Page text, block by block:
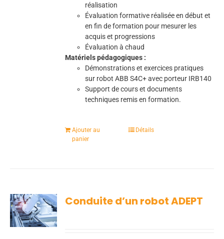
réalisation
Évaluation formative réalisée en début et
en fin de formation pour mesurer les
acquis et progressions
Évaluation à chaud
Matériels pédagogiques :
Démonstrations et exercices pratiques
sur robot ABB S4C+ avec porteur IRB140
Support de cours et documents
techniques remis en formation.
Ajouter au
panier
Détails
Conduite d’un robot ADEPT